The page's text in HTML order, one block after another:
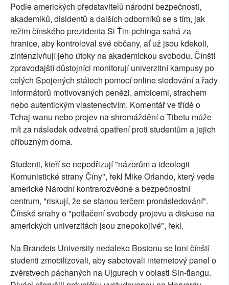
Podle amerických představitelů národní bezpečnosti,
akademiků, disidentů a dalších odborníků se s tím, jak
režim čínského prezidenta Si Ťin-pchinga sahá za
hranice, aby kontroloval své občany, ať už jsou kdekoli,
zintenzivňují jeho útoky na akademickou svobodu. Čínští
zpravodajští důstojníci monitorují univerzitní kampusy po
celých Spojených státech pomocí online sledování a řady
informátorů motivovaných penězi, ambicemi, strachem
nebo autentickým vlastenectvím. Komentář ve třídě o
Tchaj-wanu nebo projev na shromáždění o Tibetu může
mít za následek odvetná opatření proti studentům a jejich
příbuzným doma.
Studenti, kteří se nepodřizují "názorům a ideologii
Komunistické strany Číny", řekl Mike Orlando, který vede
americké Národní kontrarozvědné a bezpečnostní
centrum, "riskují, že se stanou terčem pronásledování".
Čínské snahy o "potlačení svobody projevu a diskuse na
amerických univerzitách jsou znepokojivé", řekl.
Na Brandeis University nedaleko Bostonu se loni čínští
studenti zmobilizovali, aby sabotovali internetový panel o
zvěrstvech páchaných na Ujgurech v oblasti Sin-ťiangu.